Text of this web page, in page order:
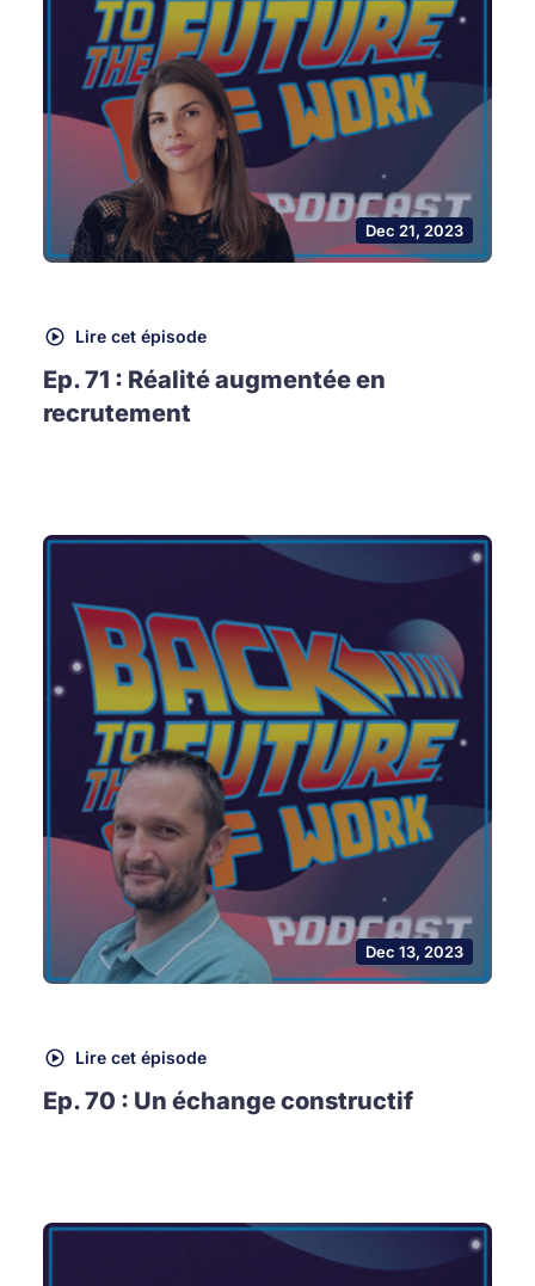
Dec 21, 2023
Lire cet épisode
Ep. 71 : Réalité augmentée en
recrutement
Dec 13, 2023
Lire cet épisode
Ep. 70 : Un échange constructif